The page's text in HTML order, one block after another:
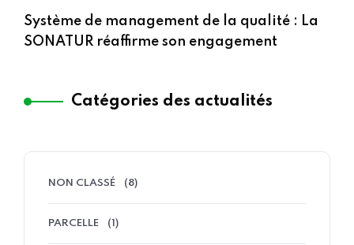
Système de management de la qualité : La
SONATUR réaffirme son engagement
Catégories des actualités
NON CLASSÉ (8)
PARCELLE (1)